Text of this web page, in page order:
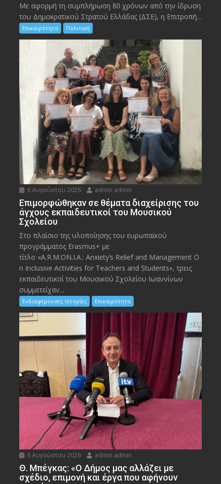
Με αφορμή τη συμπλήρωση 80 χρόνων από την ίδρυση
του Δημοκρατικού Στρατού Ελλάδας (ΔΣΕ), η Επιτροπή...
Επικαιρότητα Πολιτική
6 Αυγούστου 2026 admin admin
Eπιμορφώθηκαν σε θέματα διαχείρισης του
άγχους εκπαιδευτικοί του Μουσικού
Σχολείου
Στο πλαίσιο της υλοποίησης του ευρωπαϊκού
προγράμματος Erasmus+ με
τίτλο «A.R.M.ON.I.A.: Anxiety’s Relief and Management O
n Inclusive Activities for Teachers and Students», τρεις
εκπαιδευτικοί του Μουσικού Σχολείου Ιωαννίνων
συμμετείχαν...
Ενδιαφέρουσες Ιστορίες Επικαιρότητα
6 Αυγούστου 2026 admin admin
Θ. Μπέγκας: «Ο Δήμος μας αλλάζει με
σχέδιο, επιμονή και έργα που αφήνουν